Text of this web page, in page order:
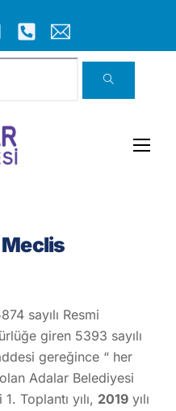
ICON
LABEL
ICON
LABEL
Meclis
sayılı Resmi
giren 5393 sayılı
gereğince “ her
Adalar Belediyesi
Toplantı yılı, 2019 yılı